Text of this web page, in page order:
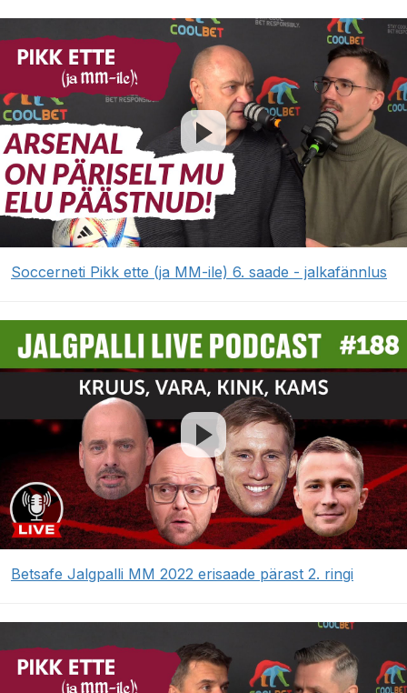
Soccerneti Pikk ette (ja MM-ile) 6. saade - jalkafännlus
Betsafe Jalgpalli MM 2022 erisaade pärast 2. ringi